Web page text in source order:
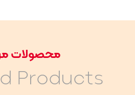
محصولات
Products